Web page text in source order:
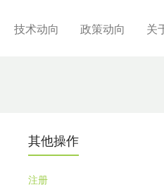
技术动向 政策动向 关
其他操作
注册